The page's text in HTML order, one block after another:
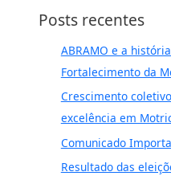
Posts recentes
ABRAMO e a
Fortalecimento da
Crescimento
excelência em
Comunicado
Resultado das